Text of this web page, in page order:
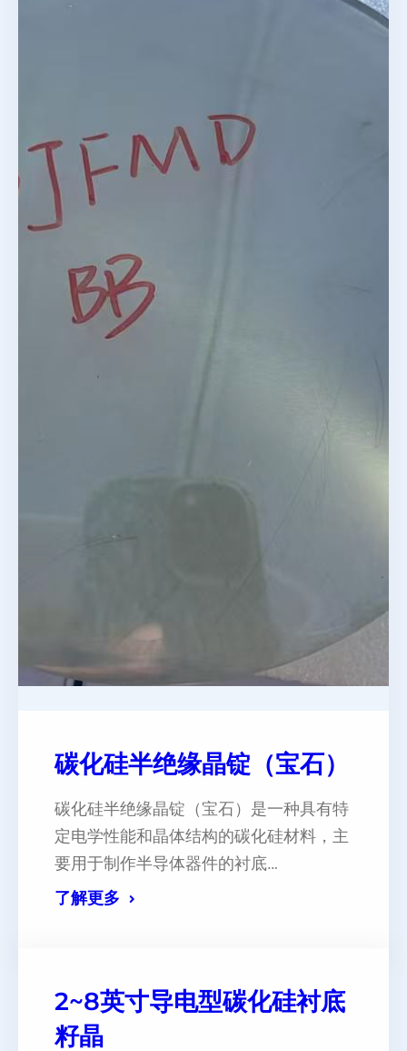
碳化硅半绝缘晶锭（宝⽯）
碳化硅半绝缘晶锭（宝石）是一种具有特
定电学性能和晶体结构的碳化硅材料，主
要用于制作半导体器件的衬底…
了解更多
2~8英寸导电型碳化硅衬底
籽晶